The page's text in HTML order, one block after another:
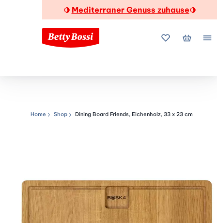
🍋 Mediterraner Genuss zuhause🍋
MeineMein
Navigationspfad
Home Shop Dining Board Friends, Eichenholz, 33 x 23 cm